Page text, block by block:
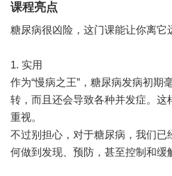
课程亮点
糖尿病很凶险，这门课能让你离它
1. 实用
作为“慢病之王”，糖尿病发病初期
转，而且还会导致各种并发症。这
重视。
不过别担心，对于糖尿病，我们已
何做到发现、预防，甚至控制和缓